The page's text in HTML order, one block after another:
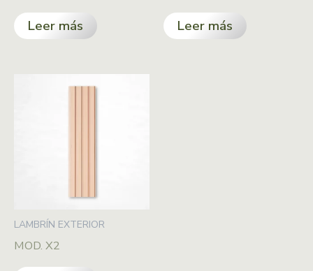
Leer más Leer más
LAMBRÍN EXTERIOR
MOD. X2